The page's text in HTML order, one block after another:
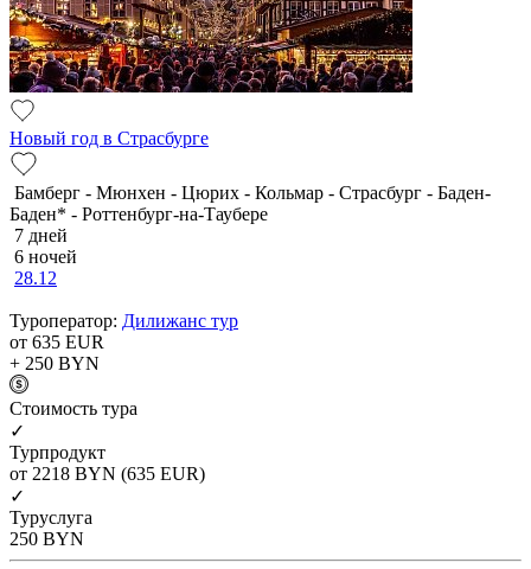
Новый год в Страсбурге
Бамберг - Мюнхен - Цюрих - Кольмар - Страсбург - Баден-
Баден* - Роттенбург-на-Таубере
7 дней
6 ночей
28.12
Туроператор: Дилижанс тур
от 635 EUR
+ 250 BYN
Cтоимость тура
✓
Турпродукт
от 2218 BYN (635 EUR)
✓
Туруслуга
250 BYN